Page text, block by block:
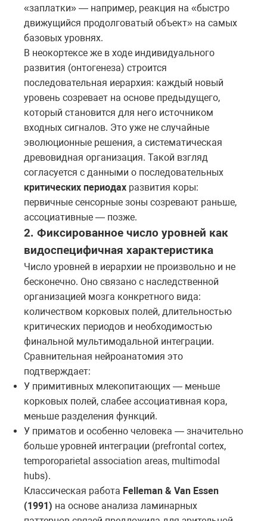
«заплатки» — например, реакция на «быстро
движущийся продолговатый объект» на самых
базовых уровнях.
В неокортексе же в ходе индивидуального
развития (онтогенеза) строится
последовательная иерархия: каждый новый
уровень созревает на основе предыдущего,
который становится для него источником
входных сигналов. Это уже не случайные
эволюционные решения, а систематическая
древовидная организация. Такой взгляд
согласуется с данными о последовательных
критических периодах развития коры:
первичные сенсорные зоны созревают раньше,
ассоциативные — позже.
2. Фиксированное число уровней как
видоспецифичная характеристика
Число уровней в иерархии не произвольно и не
бесконечно. Оно связано с наследственной
организацией мозга конкретного вида:
количеством корковых полей, длительностью
критических периодов и необходимостью
финальной мультимодальной интеграции.
Сравнительная нейроанатомия это
подтверждает:
У примитивных млекопитающих — меньше
корковых полей, слабее ассоциативная кора,
меньше разделения функций.
У приматов и особенно человека — значительно
больше уровней интеграции (prefrontal cortex,
temporoparietal association areas, multimodal
hubs).
Классическая работа Felleman & Van Essen
(1991) на основе анализа ламинарных